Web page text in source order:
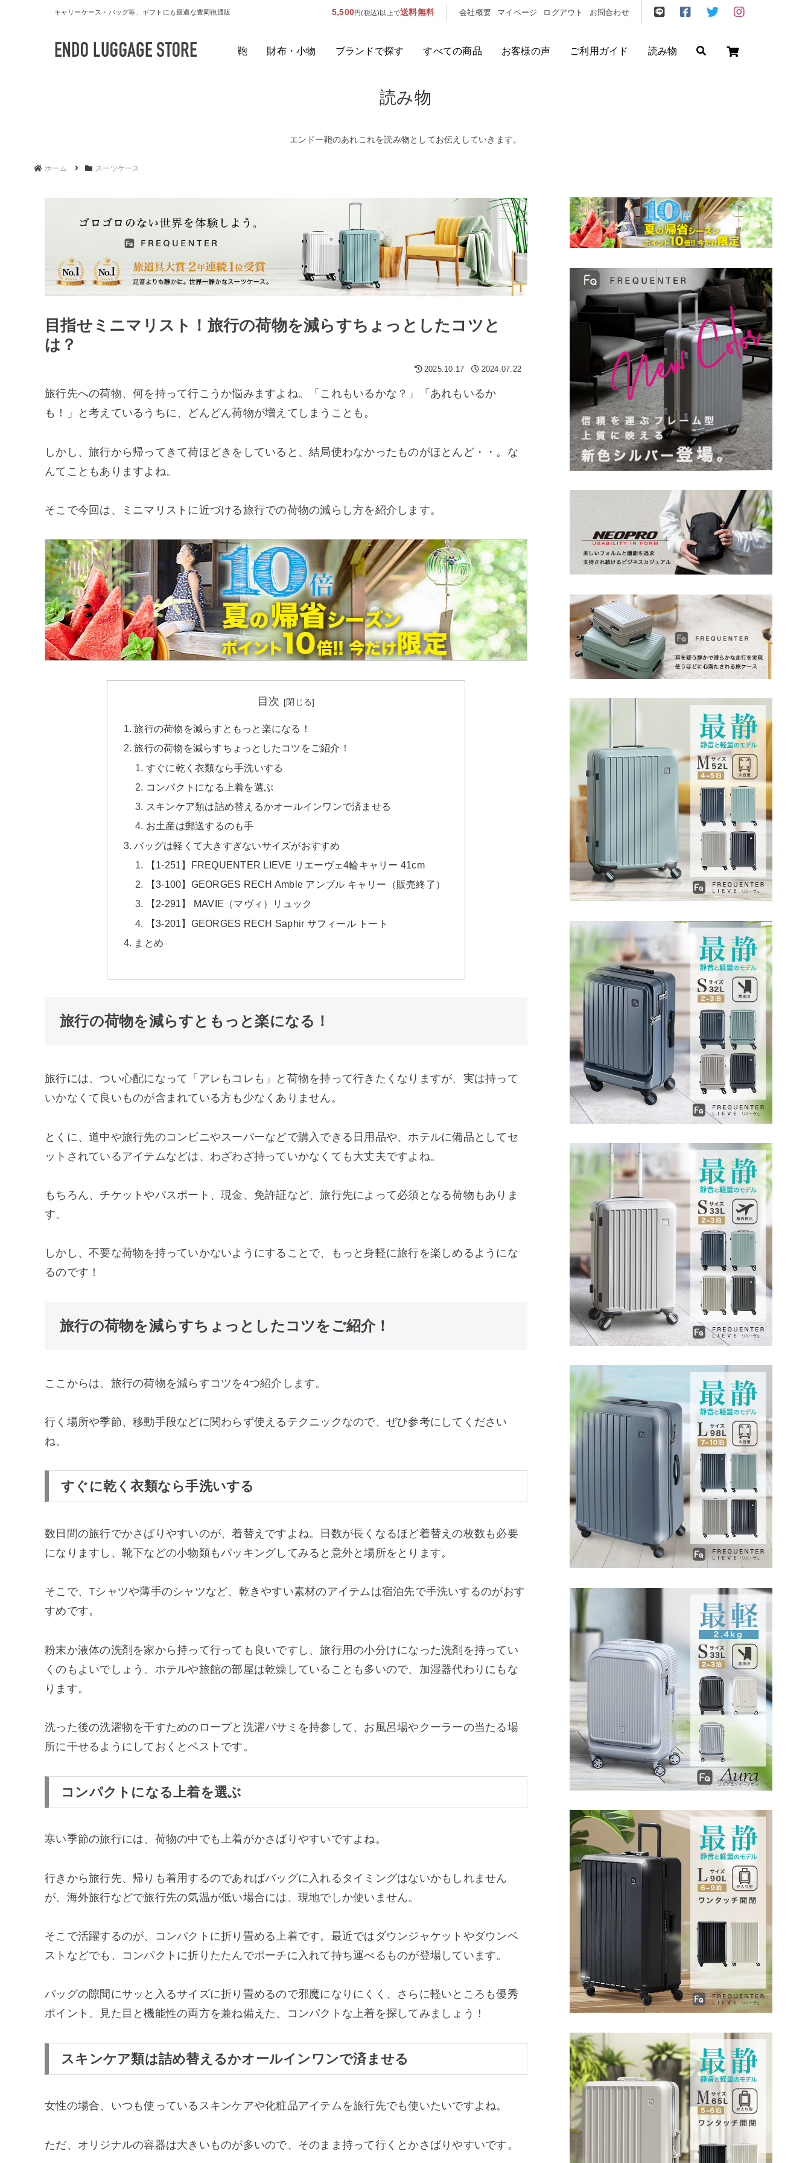
キャリーケース・バッグ等、ギフトにも最適な豊岡鞄通販 5,500円(税込)以上で送料無料 会社概要 マイページ ログアウト お問合わせ
鞄 財布・小物 ブランドで探す すべての商品 お客様の声 ご利用ガイド 読み物
人気のキーワード：
容量から探す
泊数から探す
価格
〜
検索する
読み物
エンドー鞄のあれこれを読み物としてお伝えしていきます。
ホーム スーツケース
目指せミニマリスト！旅行の荷物を減らすちょっとしたコツと
は？
2025.10.17 2024.07.22
旅行先への荷物、何を持って行こうか悩みますよね。「これもいるかな？」「あれもいるか
も！」と考えているうちに、どんどん荷物が増えてしまうことも。
しかし、旅行から帰ってきて荷ほどきをしていると、結局使わなかったものがほとんど・・。な
んてこともありますよね。
そこで今回は、ミニマリストに近づける旅行での荷物の減らし方を紹介します。
目次
旅行の荷物を減らすともっと楽になる！
旅行の荷物を減らすちょっとしたコツをご紹介！
すぐに乾く衣類なら手洗いする
コンパクトになる上着を選ぶ
スキンケア類は詰め替えるかオールインワンで済ませる
お土産は郵送するのも手
バッグは軽くて大きすぎないサイズがおすすめ
【1-251】FREQUENTER LIEVE リエーヴェ4輪キャリー 41cm
【3-100】GEORGES RECH Amble アンブル キャリー（販売終了）
【2-291】 MAVIE（マヴィ）リュック
【3-201】GEORGES RECH Saphir サフィール トート
まとめ
旅行の荷物を減らすともっと楽になる！
旅行には、つい心配になって「アレもコレも」と荷物を持って行きたくなりますが、実は持って
いかなくて良いものが含まれている方も少なくありません。
とくに、道中や旅行先のコンビニやスーパーなどで購入できる日用品や、ホテルに備品としてセ
ットされているアイテムなどは、わざわざ持っていかなくても大丈夫ですよね。
もちろん、チケットやパスポート、現金、免許証など、旅行先によって必須となる荷物もありま
す。
しかし、不要な荷物を持っていかないようにすることで、もっと身軽に旅行を楽しめるようにな
るのです！
旅行の荷物を減らすちょっとしたコツをご紹介！
ここからは、旅行の荷物を減らすコツを4つ紹介します。
行く場所や季節、移動手段などに関わらず使えるテクニックなので、ぜひ参考にしてください
ね。
すぐに乾く衣類なら手洗いする
数日間の旅行でかさばりやすいのが、着替えですよね。日数が長くなるほど着替えの枚数も必要
になりますし、靴下などの小物類もパッキングしてみると意外と場所をとります。
そこで、Tシャツや薄手のシャツなど、乾きやすい素材のアイテムは宿泊先で手洗いするのがおす
すめです。
粉末か液体の洗剤を家から持って行っても良いですし、旅行用の小分けになった洗剤を持ってい
くのもよいでしょう。ホテルや旅館の部屋は乾燥していることも多いので、加湿器代わりにもな
ります。
洗った後の洗濯物を干すためのロープと洗濯バサミを持参して、お風呂場やクーラーの当たる場
所に干せるようにしておくとベストです。
コンパクトになる上着を選ぶ
寒い季節の旅行には、荷物の中でも上着がかさばりやすいですよね。
行きから旅行先、帰りも着用するのであればバッグに入れるタイミングはないかもしれません
が、海外旅行などで旅行先の気温が低い場合には、現地でしか使いません。
そこで活躍するのが、コンパクトに折り畳める上着です。最近ではダウンジャケットやダウンベ
ストなどでも、コンパクトに折りたたんでポーチに入れて持ち運べるものが登場しています。
バッグの隙間にサッと入るサイズに折り畳めるので邪魔になりにくく、さらに軽いところも優秀
ポイント。見た目と機能性の両方を兼ね備えた、コンパクトな上着を探してみましょう！
スキンケア類は詰め替えるかオールインワンで済ませる
女性の場合、いつも使っているスキンケアや化粧品アイテムを旅行先でも使いたいですよね。
ただ、オリジナルの容器は大きいものが多いので、そのまま持って行くとかさばりやすいです。